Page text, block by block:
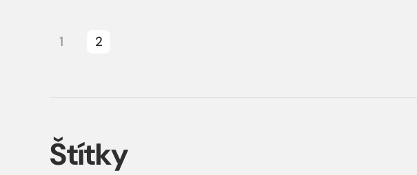
1 2
Štítky